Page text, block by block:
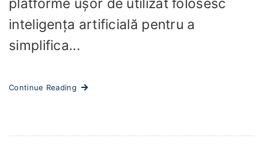
inteligența artificială pentru a
simplifica...
Continue Reading